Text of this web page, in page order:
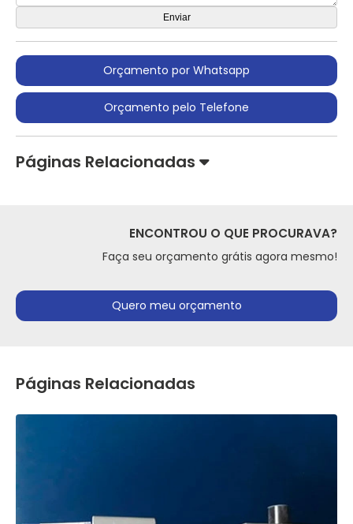
Orçamento por Whatsapp
Orçamento pelo Telefone
Páginas Relacionadas
ENCONTROU O QUE PROCURAVA?
Faça seu orçamento grátis agora mesmo!
Quero meu orçamento
Páginas Relacionadas